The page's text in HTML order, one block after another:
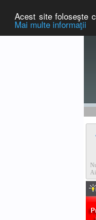
Acest site foloseşte
Mai multe informaţii
Ai